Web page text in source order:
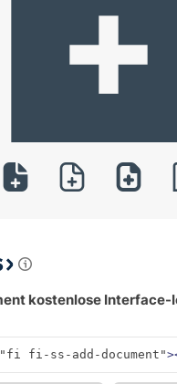
kostenlose Interface-
"fi fi-ss-add-document"